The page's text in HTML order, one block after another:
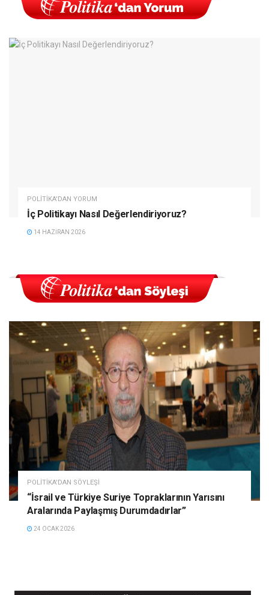
POLITIKA'DAN YORUM
İç Politikayı Nasıl Değerlendiriyoruz?
14 HAZIRAN 2026
POLITIKA'DAN SÖYLEŞI
“İsrail ve Türkiye Suriye Topraklarının Yarısını
Aralarında Paylaşmış Durumdadırlar”
24 OCAK 2026